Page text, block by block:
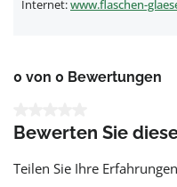
Internet:www.flaschen-
0 von 0 Bewertungen
Bewerten Sie
Teilen Sie Ihre